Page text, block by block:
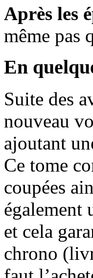
Après les
même pas
En
Suite des
nouveau
ajoutant
Ce tome
coupées
également
et cela
chrono